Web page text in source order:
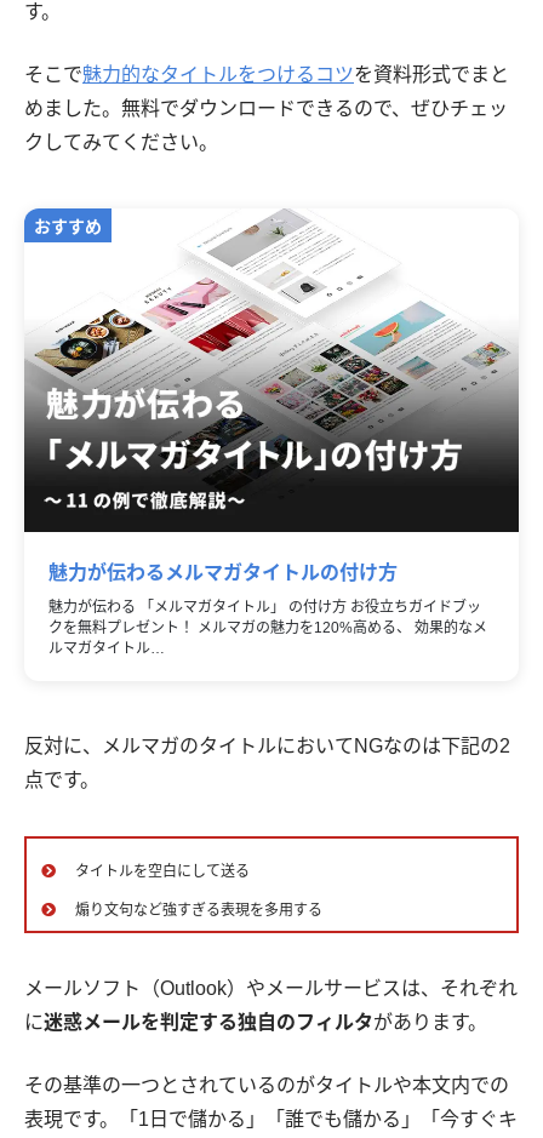
す。
そこで魅力的なタイトルをつけるコツを資料形式でまと
めました。無料でダウンロードできるので、ぜひチェッ
クしてみてください。
魅力が伝わるメルマガタイトルの付け方
魅力が伝わる 「メルマガタイトル」 の付け方 お役立ちガイドブッ
クを無料プレゼント！ メルマガの魅力を120%高める、 効果的なメ
ルマガタイトル…
反対に、メルマガのタイトルにおいてNGなのは下記の2
点です。
タイトルを空白にして送る
煽り文句など強すぎる表現を多用する
メールソフト（Outlook）やメールサービスは、それぞれ
に迷惑メールを判定する独自のフィルタがあります。
その基準の一つとされているのがタイトルや本文内での
表現です。「1日で儲かる」「誰でも儲かる」「今すぐキ